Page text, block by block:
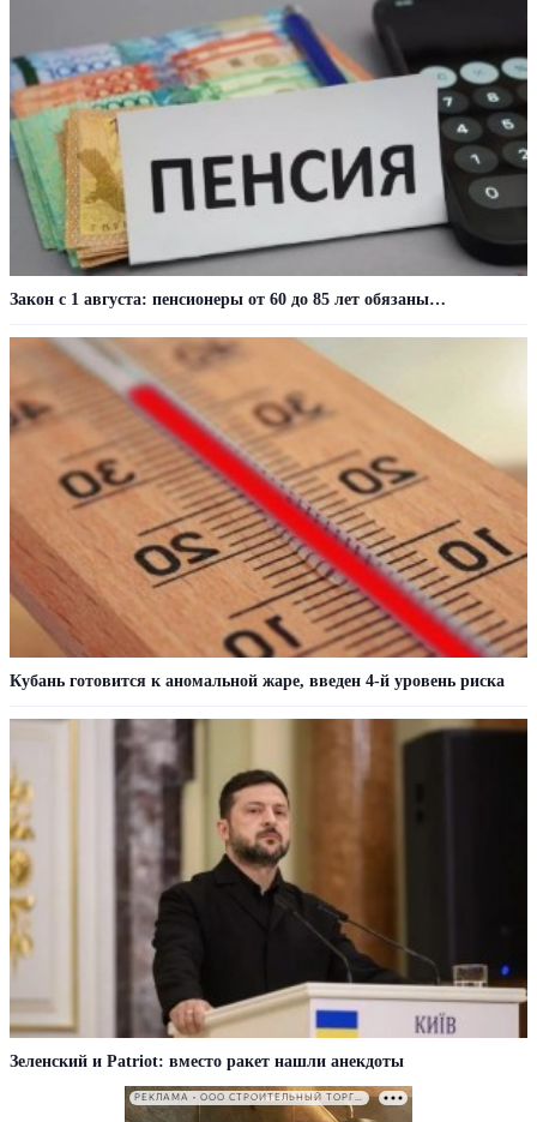
Закон с 1 августа: пенсионеры от 60 до 85 лет обязаны…
Кубань готовится к аномальной жаре, введен 4-й уровень риска
Зеленский и Patriot: вместо ракет нашли анекдоты
РЕКЛАМА • ООО СТРОИТЕЛЬНЫЙ ТОРГОВЫЙ ДОМ «ПЕТРОВИЧ». ИНН: 7802348846